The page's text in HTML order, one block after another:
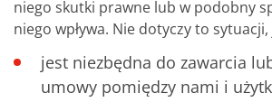
niego skutki prawne lub w podobny
niego wpływa. Nie dotyczy to
jest niezbędna do zawarcia
umowy pomiędzy nami i